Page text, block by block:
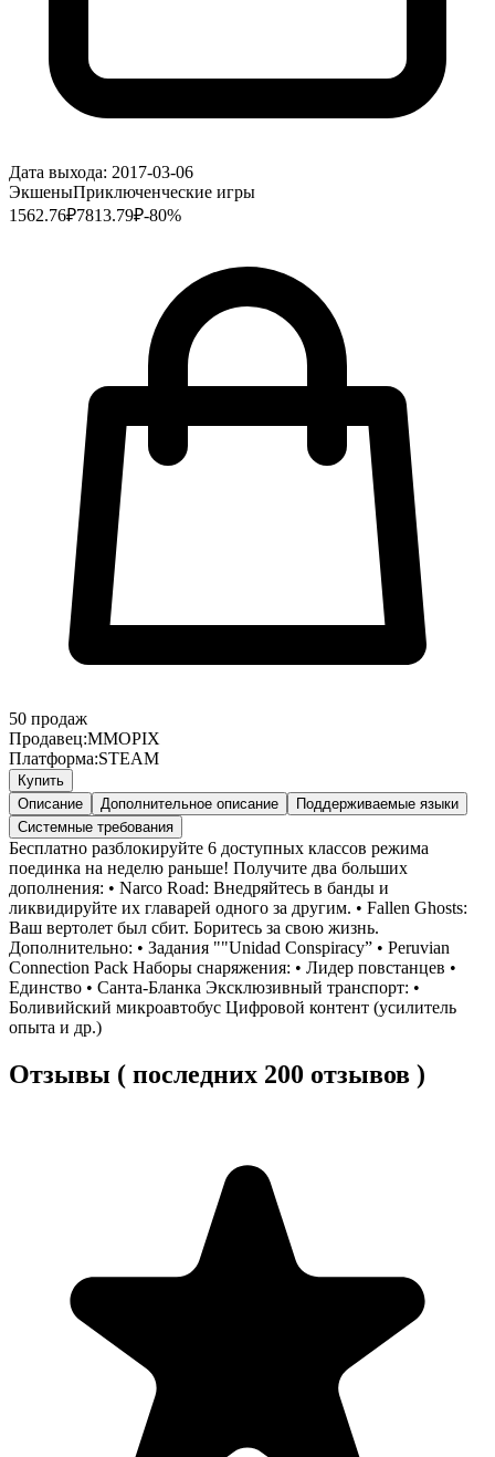
Дата выхода: 2017-03-06
ЭкшеныПриключенческие игры
1562.76₽7813.79₽-80%
50 продаж
Продавец:MMOPIX
Платформа:STEAM
Купить
Описание
Дополнительное описание
Поддерживаемые языки
Системные требования
Бесплатно разблокируйте 6 доступных классов режима
поединка на неделю раньше! Получите два больших
дополнения: • Narco Road: Внедряйтесь в банды и
ликвидируйте их главарей одного за другим. • Fallen Ghosts:
Ваш вертолет был сбит. Боритесь за свою жизнь.
Дополнительно: • Задания ""Unidad Conspiracy” • Peruvian
Connection Pack Наборы снаряжения: • Лидер повстанцев •
Единство • Санта-Бланка Эксклюзивный транспорт: •
Боливийский микроавтобус Цифровой контент (усилитель
опыта и др.)
Отзывы ( последних 200 отзывов )